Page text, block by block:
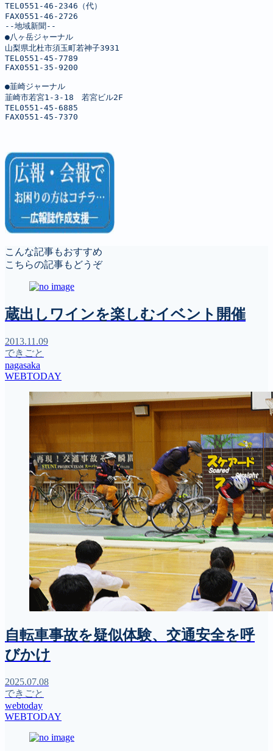
TEL0551-46-2346（代）
FAX0551-46-2726
--地域新聞--
●八ヶ岳ジャーナル
山梨県北杜市須玉町若神子3931
TEL0551-45-7789
FAX0551-35-9200
●韮崎ジャーナル
韮崎市若宮1-3-18　若宮ビル2F
TEL0551-45-6885
FAX0551-45-7370
こんな記事もおすすめ
こちらの記事もどうぞ
蔵出しワインを楽しむイベント開催
2013.11.09
できごと
nagasaka
WEBTODAY
自転車事故を疑似体験、交通安全を呼
びかけ
2025.07.08
できごと
webtoday
WEBTODAY